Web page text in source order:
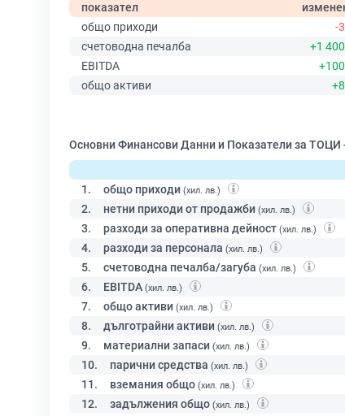
показател
общо приходи
-
счетоводна печалба
+1
EBITDA
общо активи
Основни Финансови Данни и Показатели за
1.
общо приходи (хил. лв.)
2. нетни приходи от продажби (хил. лв.)
3. разходи за оперативна дейност (хил. лв.)
4. разходи за персонала (хил. лв.)
5. счетоводна печалба/загуба (хил. лв.)
6. EBITDA (хил. лв.)
7. общо активи (хил. лв.)
8. дълготрайни активи (хил. лв.)
9. материални запаси (хил. лв.)
10. парични средства (хил. лв.)
11. вземания общо (хил. лв.)
12. задължения общо (хил. лв.)